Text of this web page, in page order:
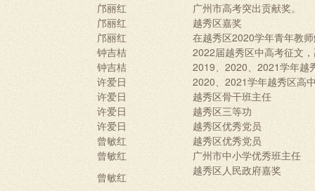
邝丽红
广州市高考突出贡献奖。
邝丽红
越秀区嘉奖
邝丽红
在越秀区2020学年青年教
钟吉桔
2022届越秀区中高考征文
钟吉桔
2019、2020、2021学年越
许爱日
2020、2021学年越秀区高
许爱日
越秀区骨干班主任
许爱日
越秀区三等功
许爱日
越秀区优秀党员
曾敏红
越秀区优秀党员
曾敏红
广州市中小学优秀班主任
曾敏红
越秀区人民政府嘉奖